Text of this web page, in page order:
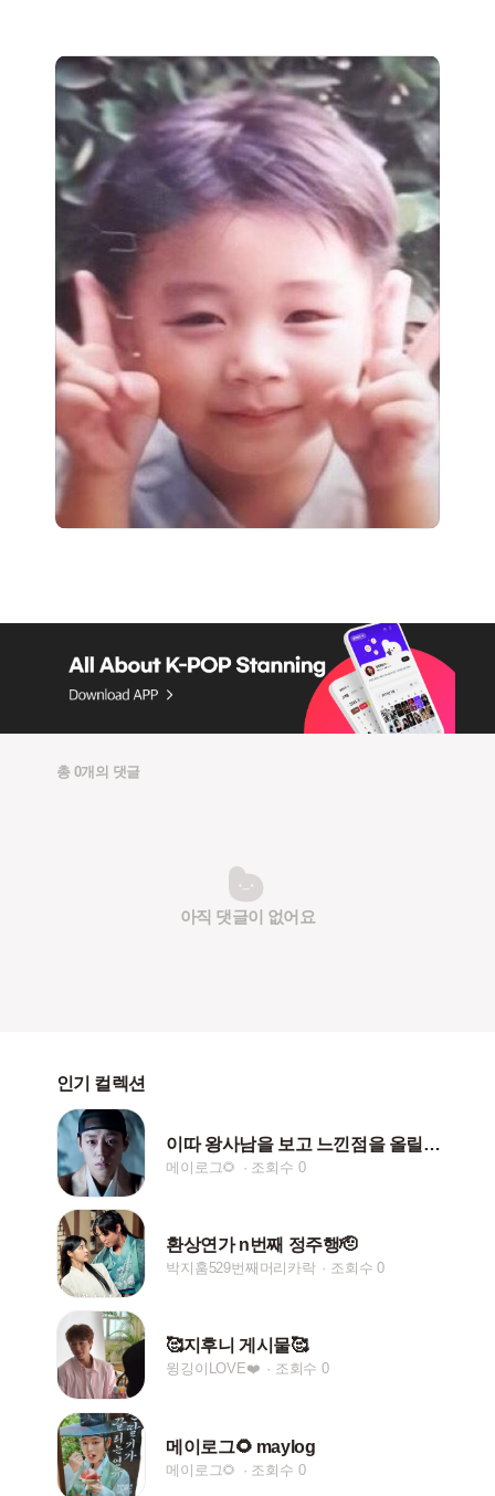
총 0개의 댓글
아직 댓글이 없어요
인기 컬렉션
이따 왕사남을 보고 느낀점을 올릴거예용!(사진화질안좋음
메이로그🌻 조회수 0
환상연가 n번째 정주행🫡
박지훔529번째머리카락 조회수 0
🥰지후니 게시물🥰
윙깅이LOVE❤️ 조회수 0
메이로그🌻 maylog
메이로그🌻 조회수 0